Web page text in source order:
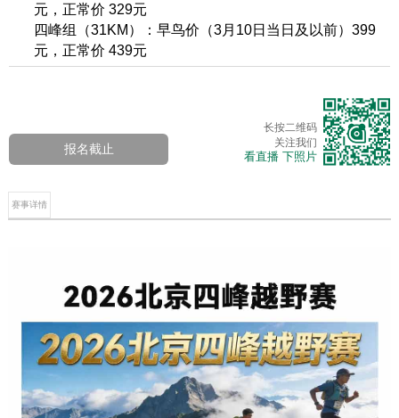
元，正常价 329元
四峰组（31KM）：早鸟价（3月10日当日及以前）399
元，正常价 439元
报名截止
长按二维码
关注我们
看直播 下照片
赛事详情